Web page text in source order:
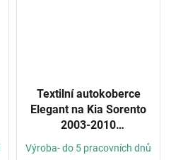
Textilní autokoberce
Elegant na Kia Sorento
2003-2010
Výroba- do 5 pracovních dnů